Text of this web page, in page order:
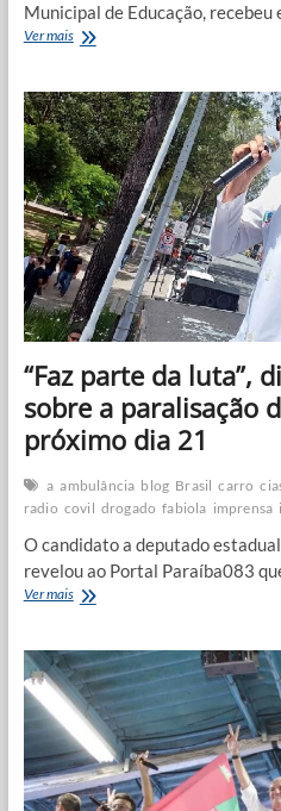
Municipal de Educação, recebeu
Ver maisCom
Veneziano,
Prefeitura
de
Pedras
de
Fogo
adquire
mais
dois
novos
ônibus
escolares
“Faz parte da luta”,
sobre a paralisação
próximo dia 21
a ambulância blog Brasil carro
radio covil drogado fabiola imprensa
O candidato a deputado
revelou ao Portal Paraíba083
Ver mais“Faz
luta”,
diz
Fábio
Petterson
sobre
a
paralisação
da